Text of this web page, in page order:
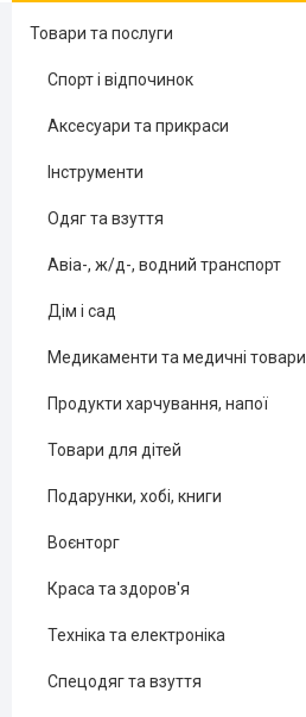
Товари та послуги
Спорт і відпочинок
Аксесуари та прикраси
Інструменти
Одяг та взуття
Авіа-, ж/д-, водний транспорт
Дім і сад
Медикаменти та медичні товари
Продукти харчування, напої
Товари для дітей
Подарунки, хобі, книги
Воєнторг
Краса та здоров'я
Техніка та електроніка
Спецодяг та взуття